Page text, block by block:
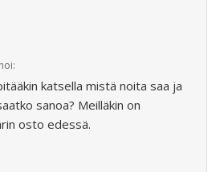
katsella mistä noita saa ja
sanoa? Meilläkin on
osto edessä.